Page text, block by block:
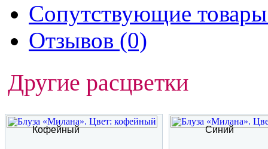
Сопутствующие
Отзывов (0)
Другие расцветки
Кофейный Синий